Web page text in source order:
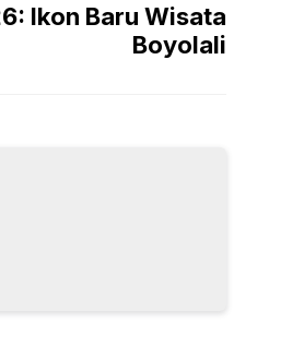
Ikon Baru Wisata
Boyolali